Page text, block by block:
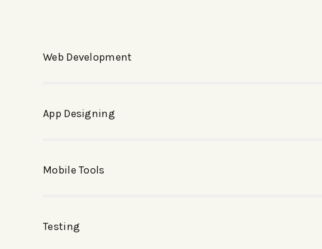
Web Development
App Designing​
Mobile Tools
Testing